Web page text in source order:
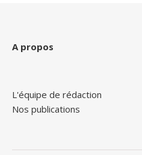
A propos
L'équipe de rédaction
Nos publications